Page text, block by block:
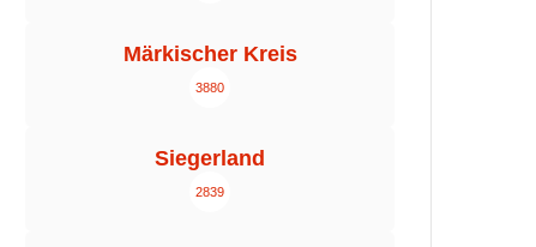
Märkischer Kreis
3880
Siegerland
2839